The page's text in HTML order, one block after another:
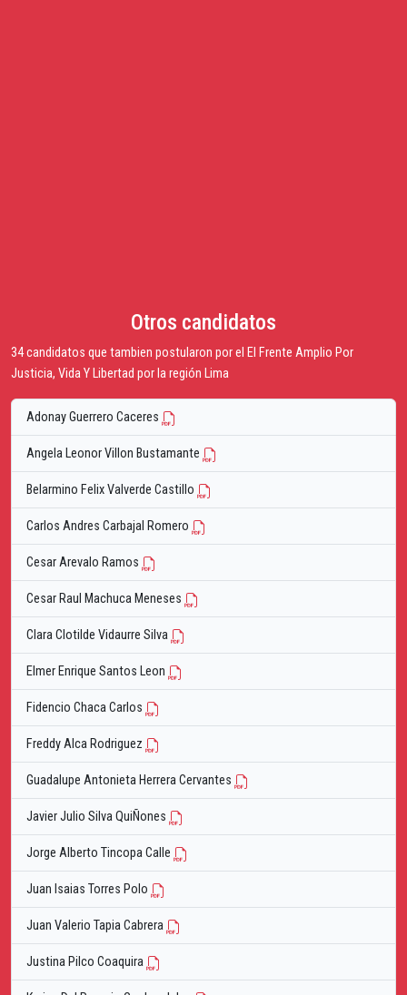
Otros candidatos
34 candidatos que tambien postularon por el El Frente Amplio Por
Justicia, Vida Y Libertad por la región Lima
Adonay Guerrero Caceres
Angela Leonor Villon Bustamante
Belarmino Felix Valverde Castillo
Carlos Andres Carbajal Romero
Cesar Arevalo Ramos
Cesar Raul Machuca Meneses
Clara Clotilde Vidaurre Silva
Elmer Enrique Santos Leon
Fidencio Chaca Carlos
Freddy Alca Rodriguez
Guadalupe Antonieta Herrera Cervantes
Javier Julio Silva QuiÑones
Jorge Alberto Tincopa Calle
Juan Isaias Torres Polo
Juan Valerio Tapia Cabrera
Justina Pilco Coaquira